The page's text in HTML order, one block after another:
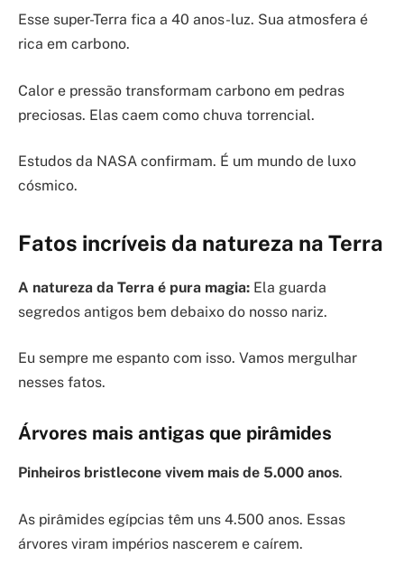
Esse super-Terra fica a 40 anos-luz. Sua atmosfera é
rica em carbono.
Calor e pressão transformam carbono em pedras
preciosas. Elas caem como chuva torrencial.
Estudos da NASA confirmam. É um mundo de luxo
cósmico.
Fatos incríveis da natureza na Terra
A natureza da Terra é pura magia: Ela guarda
segredos antigos bem debaixo do nosso nariz.
Eu sempre me espanto com isso. Vamos mergulhar
nesses fatos.
Árvores mais antigas que pirâmides
Pinheiros bristlecone vivem mais de 5.000 anos.
As pirâmides egípcias têm uns 4.500 anos. Essas
árvores viram impérios nascerem e caírem.